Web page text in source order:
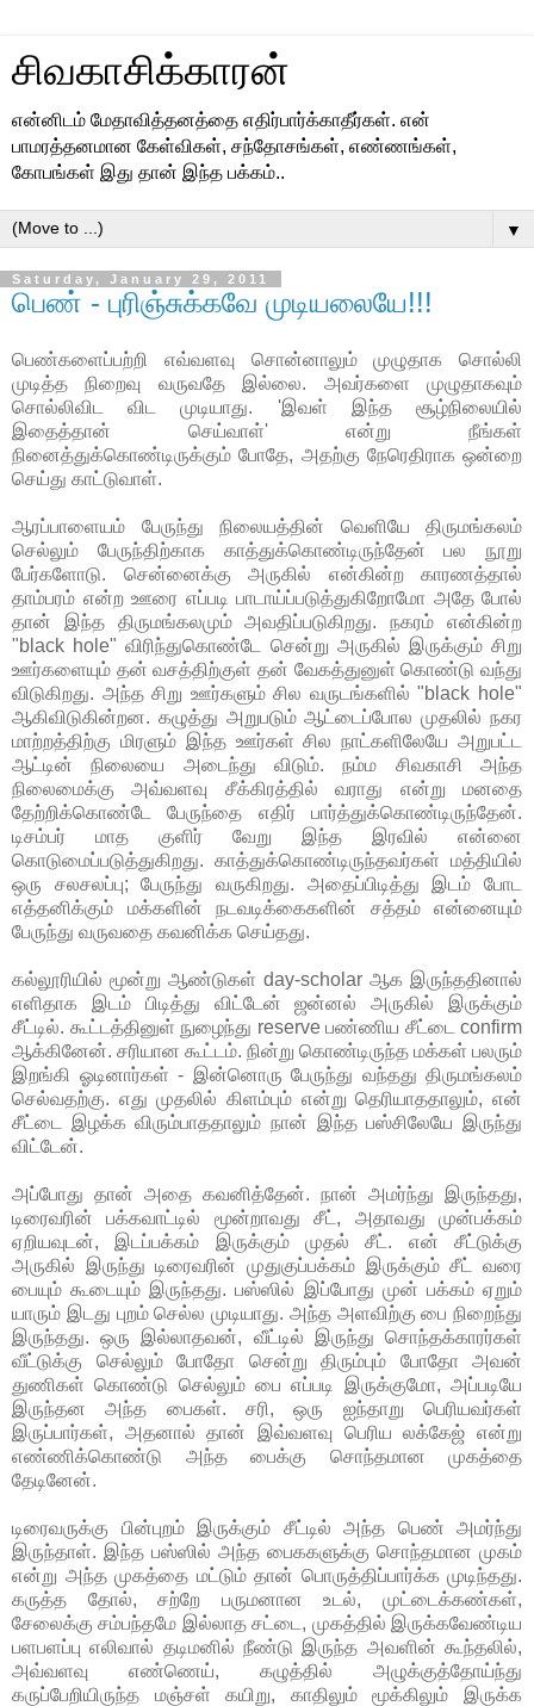
சிவகாசிக்காரன்
என்னிடம் மேதாவித்தனத்தை எதிர்பார்க்காதீர்கள். என்
பாமரத்தனமான கேள்விகள், சந்தோசங்கள், எண்ணங்கள்,
கோபங்கள் இது தான் இந்த பக்கம்..
▼
Saturday, January 29, 2011
பெண் - புரிஞ்சுக்கவே முடியலையே!!!
பெண்களைப்பற்றி எவ்வளவு சொன்னாலும் முழுதாக சொல்லி
முடித்த நிறைவு வருவதே இல்லை. அவர்களை முழுதாகவும்
சொல்லிவிட விட முடியாது. 'இவள் இந்த சூழ்நிலையில்
இதைத்தான் செய்வாள்' என்று நீங்கள்
நினைத்துக்கொண்டிருக்கும் போதே, அதற்கு நேரெதிராக ஒன்றை
செய்து காட்டுவாள்.
ஆரப்பாளையம் பேருந்து நிலையத்தின் வெளியே திருமங்கலம்
செல்லும் பேருந்திற்காக காத்துக்கொண்டிருந்தேன் பல நூறு
பேர்களோடு. சென்னைக்கு அருகில் என்கின்ற காரணத்தால்
தாம்பரம் என்ற ஊரை எப்படி பாடாய்ப்படுத்துகிறோமோ அதே போல்
தான் இந்த திருமங்கலமும் அவதிப்படுகிறது. நகரம் என்கின்ற
"black hole" விரிந்துகொண்டே சென்று அருகில் இருக்கும் சிறு
ஊர்களையும் தன் வசத்திற்குள் தன் வேகத்துனுள் கொண்டு வந்து
விடுகிறது. அந்த சிறு ஊர்களும் சில வருடங்களில் "black hole"
ஆகிவிடுகின்றன. கழுத்து அறுபடும் ஆட்டைப்போல முதலில் நகர
மாற்றத்திற்கு மிரளும் இந்த ஊர்கள் சில நாட்களிலேயே அறுபட்ட
ஆட்டின் நிலையை அடைந்து விடும். நம்ம சிவகாசி அந்த
நிலைமைக்கு அவ்வளவு சீக்கிரத்தில் வராது என்று மனதை
தேற்றிக்கொண்டே பேருந்தை எதிர் பார்த்துக்கொண்டிருந்தேன்.
டிசம்பர் மாத குளிர் வேறு இந்த இரவில் என்னை
கொடுமைப்படுத்துகிறது. காத்துக்கொண்டிருந்தவர்கள் மத்தியில்
ஒரு சலசலப்பு; பேருந்து வருகிறது. அதைப்பிடித்து இடம் போட
எத்தனிக்கும் மக்களின் நடவடிக்கைகளின் சத்தம் என்னையும்
பேருந்து வருவதை கவனிக்க செய்தது.
கல்லூரியில் மூன்று ஆண்டுகள் day-scholar ஆக இருந்ததினால்
எளிதாக இடம் பிடித்து விட்டேன் ஜன்னல் அருகில் இருக்கும்
சீட்டில். கூட்டத்தினுள் நுழைந்து reserve பண்ணிய சீட்டை confirm
ஆக்கினேன். சரியான கூட்டம். நின்று கொண்டிருந்த மக்கள் பலரும்
இறங்கி ஓடினார்கள் - இன்னொரு பேருந்து வந்தது திருமங்கலம்
செல்வதற்கு. எது முதலில் கிளம்பும் என்று தெரியாததாலும், என்
சீட்டை இழக்க விரும்பாததாலும் நான் இந்த பஸ்சிலேயே இருந்து
விட்டேன்.
அப்போது தான் அதை கவனித்தேன். நான் அமர்ந்து இருந்தது,
டிரைவரின் பக்கவாட்டில் மூன்றாவது சீட், அதாவது முன்பக்கம்
ஏறியவுடன், இடப்பக்கம் இருக்கும் முதல் சீட். என் சீட்டுக்கு
அருகில் இருந்து டிரைவரின் முதுகுப்பக்கம் இருக்கும் சீட் வரை
பையும் கூடையும் இருந்தது. பஸ்ஸில் இப்போது முன் பக்கம் ஏறும்
யாரும் இடது புறம் செல்ல முடியாது. அந்த அளவிற்கு பை நிறைந்து
இருந்தது. ஒரு இல்லாதவன், வீட்டில் இருந்து சொந்தக்காரர்கள்
வீட்டுக்கு செல்லும் போதோ சென்று திரும்பும் போதோ அவன்
துணிகள் கொண்டு செல்லும் பை எப்படி இருக்குமோ, அப்படியே
இருந்தன அந்த பைகள். சரி, ஒரு ஐந்தாறு பெரியவர்கள்
இருப்பார்கள், அதனால் தான் இவ்வளவு பெரிய லக்கேஜ் என்று
எண்ணிக்கொண்டு அந்த பைக்கு சொந்தமான முகத்தை
தேடினேன்.
டிரைவருக்கு பின்புறம் இருக்கும் சீட்டில் அந்த பெண் அமர்ந்து
இருந்தாள். இந்த பஸ்ஸில் அந்த பைககளுக்கு சொந்தமான முகம்
என்று அந்த முகத்தை மட்டும் தான் பொருத்திப்பார்க்க முடிந்தது.
கருத்த தோல், சற்றே பருமனான உடல், முட்டைக்கண்கள்,
சேலைக்கு சம்பந்தமே இல்லாத சட்டை, முகத்தில் இருக்கவேண்டிய
பளபளப்பு எலிவால் தடிமனில் நீண்டு இருந்த அவளின் கூந்தலில்,
அவ்வளவு எண்ணெய், கழுத்தில் அழுக்குத்தோய்ந்து
கருப்பேறியிருந்த மஞ்சள் கயிறு, காதிலும் மூக்கிலும் இருக்க